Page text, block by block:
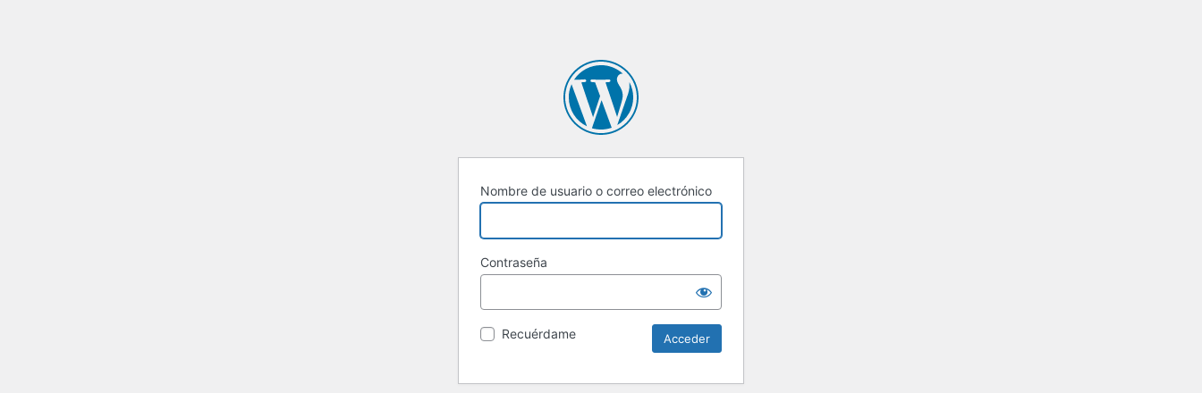
Nombre de usuario o correo electrónico
Contraseña
Recuérdame